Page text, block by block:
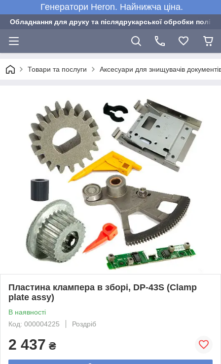
Генератори Heron. Найнижча ціна.
Обладнання для друку та післядрукарської обробки
Товари та послуги Аксесуари для знищувачів
Пластина клампера в зборі, DP-43S (Clamp
plate assy)
В наявності
Код: 000004225
Роздріб
2 437 ₴